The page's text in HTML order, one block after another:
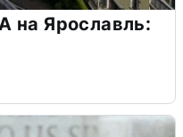
на Ярославль: